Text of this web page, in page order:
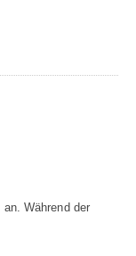
Während der